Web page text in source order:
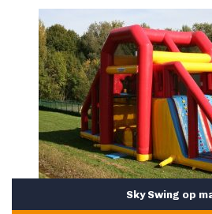
Sky Swing op